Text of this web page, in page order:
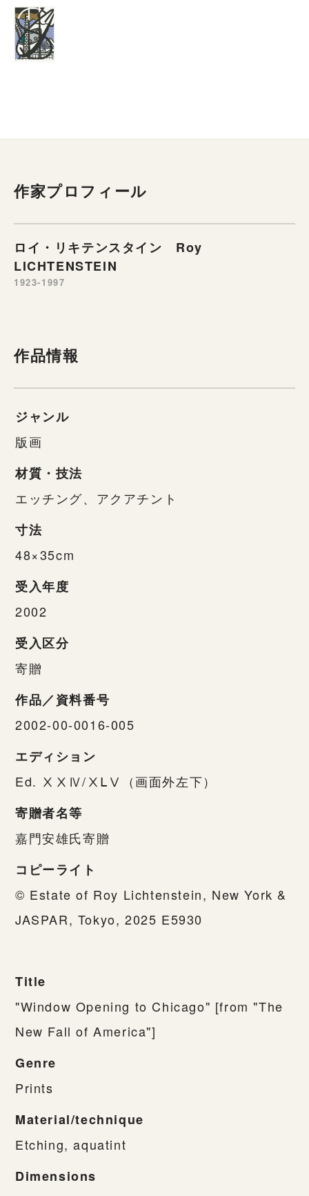
作家プロフィール
ロイ・リキテンスタイン Roy
LICHTENSTEIN
1923-1997
作品情報
ジャンル
版画
材質・技法
エッチング、アクアチント
寸法
48×35cm
受入年度
2002
受入区分
寄贈
作品／資料番号
2002-00-0016-005
エディション
Ed. ⅩⅩⅣ/ⅩⅬⅤ（画面外左下）
寄贈者名等
嘉門安雄氏寄贈
コピーライト
© Estate of Roy Lichtenstein, New York &
JASPAR, Tokyo, 2025 E5930
Title
"Window Opening to Chicago" [from "The
New Fall of America"]
Genre
Prints
Material/technique
Etching, aquatint
Dimensions